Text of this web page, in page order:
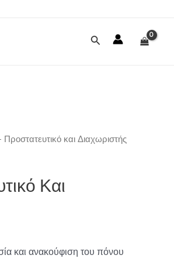
Αναζήτηση
και Διαχωριστής
Και
και ανακούφιση του πόνου